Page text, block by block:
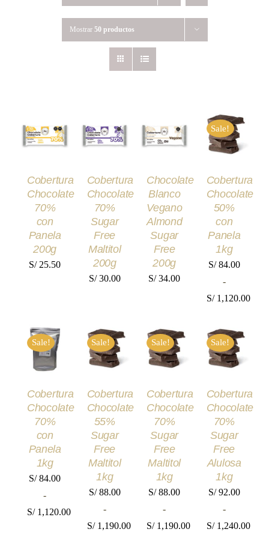
Mostrar 50 productos
CARRITO
Cobertura
Chocolate
70%
con
Panela
200g
S/25.50
CARRITO
Cobertura
Chocolate
70%
Sugar
Free
Maltitol
200g
S/30.00
CARRITO
Chocolate
Blanco
Vegano
Almond
Sugar
Free
200g
S/34.00
Sale!
OPCIONES
ESTE
LAS
OPCIONES
PUEDEN
ELEGIR
EN
LA
PÁGINA
DE
/
DETALLES
Cobertura
Chocolate
50%
con
Panela
1kg
S/84.00
-
S/1,120.00
de
precios:
desde
hasta
Sale!
SELECCIONAR
OPCIONES
ESTE
PRODUCTO
VARIANTES.
LAS
OPCIONES
PUEDEN
ELEGIR
EN
LA
PÁGINA
DE
/
DETALLES
Cobertura
Chocolate
70%
con
Panela
1kg
S/84.00
-
S/1,120.00
Sale!
SELECCIONAR
OPCIONES
ESTE
PRODUCTO
VARIANTES.
LAS
OPCIONES
SE
PUEDEN
ELEGIR
EN
LA
PÁGINA
DE
/
DETALLES
Cobertura
Chocolate
55%
Sugar
Free
Maltitol
1kg
S/88.00
-
S/1,190.00
Sale!
SELECCIONAR
OPCIONES
ESTE
PRODUCTO
VARIANTES.
LAS
OPCIONES
SE
PUEDEN
ELEGIR
EN
LA
PÁGINA
DE
/
DETALLES
Cobertura
Chocolate
70%
Sugar
Free
Maltitol
1kg
S/88.00
-
S/1,190.00
Sale!
OPCIONES
ESTE
LAS
OPCIONES
SE
PUEDEN
ELEGIR
EN
LA
PÁGINA
DE
/
DETALLES
Cobertura
Chocolate
70%
Sugar
Free
Alulosa
1kg
S/92.00
-
S/1,240.00